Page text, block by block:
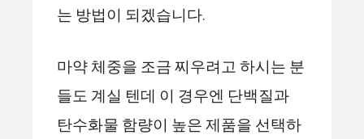
는 방법이 되겠습니다.
마약 체중을 조금 찌우려고 하시는 분
들도 계실 텐데 이 경우엔 단백질과
탄수화물 함량이 높은 제품을 선택하